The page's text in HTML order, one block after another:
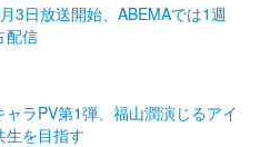
3日放送開始、ABEMAでは1週
配信
ラPV第1弾、福山潤演じるアイ
生を目指す